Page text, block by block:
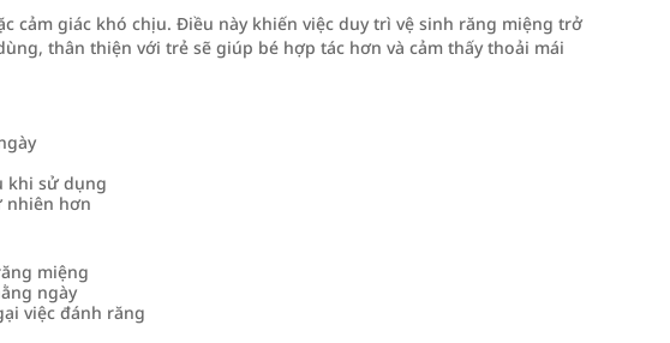
cảm giác khó chịu. Điều này khiến việc duy trì vệ sinh răng miệng trở
thân thiện với trẻ sẽ giúp bé hợp tác hơn và cảm thấy thoải mái
khi sử dụng
nhiên hơn
miệng
ngày
việc đánh răng